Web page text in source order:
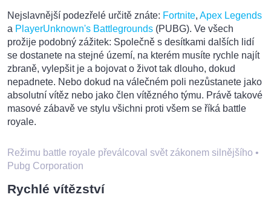
Nejslavnější podezřelé určitě znáte: Fortnite, Apex Legends
a PlayerUnknown's Battlegrounds (PUBG). Ve všech
prožije podobný zážitek: Společně s desítkami dalších lidí
se dostanete na stejné území, na kterém musíte rychle najít
zbraně, vylepšit je a bojovat o život tak dlouho, dokud
nepadnete. Nebo dokud na válečném poli nezůstanete jako
absolutní vítěz nebo jako člen vítězného týmu. Právě takové
masové zábavě ve stylu všichni proti všem se říká battle
royale.
Režimu battle royale převálcoval svět zákonem silnějšího •
Pubg Corporation
Rychlé vítězství